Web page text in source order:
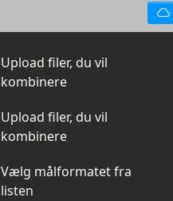
Upload filer, du vil
kombinere
Upload filer, du vil
kombinere
Vælg målformatet fra
listen